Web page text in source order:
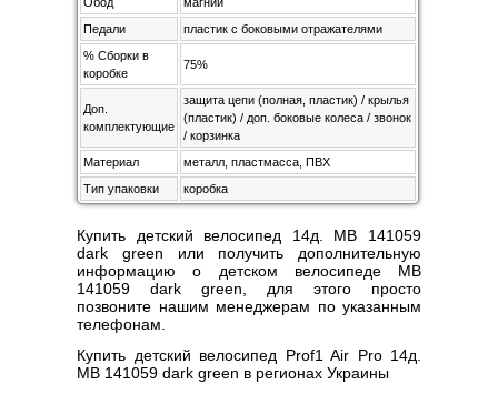
Педали
пластик с боковыми отражателями
% Сборки в
коробке
75%
Доп.
комплектующие
защита цепи (полная, пластик) / крылья
(пластик) / доп. боковые колеса / звонок
/ корзинка
Материал
металл, пластмасса, ПВХ
Тип упаковки
коробка
Купить детский велосипед 14д. MB 141059
dark green или получить дополнительную
информацию о детском велосипеде MB
141059 dark green, для этого просто
позвоните нашим менеджерам по указанным
телефонам.
Купить детский велосипед Prof1 Air Pro 14д.
MB 141059 dark green в регионах Украины